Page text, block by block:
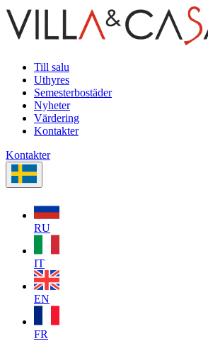
Till salu
Uthyres
Semesterbostäder
Nyheter
Värdering
Kontakter
Kontakter
RU
IT
EN
FR